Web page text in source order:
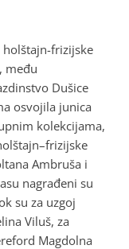
frizijske
među
Dušice
osvojila junica
kolekcijama,
Ambruša i
nagrađeni su
su za uzgoj
Viluš, za
Magdolna